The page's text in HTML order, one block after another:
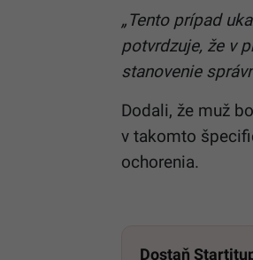
„Tento prípad
potvrdzuje, že v
stanovenie
Dodali, že muž
v takomto
ochorenia.
Dostaň